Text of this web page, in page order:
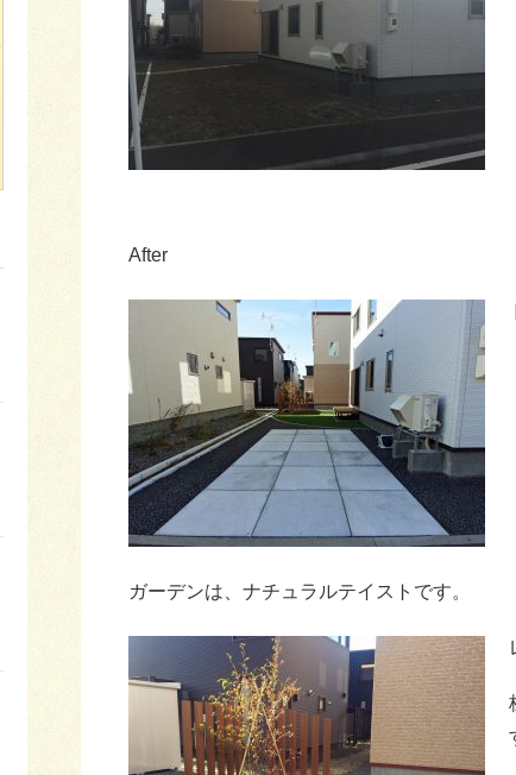
After
ガーデンは、ナチュラルテイストです。